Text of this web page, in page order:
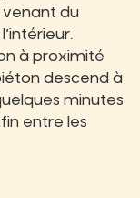
venant du
à proximité
descend à
minutes
entre les